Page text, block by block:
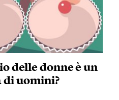
delle donne è un
di uomini?